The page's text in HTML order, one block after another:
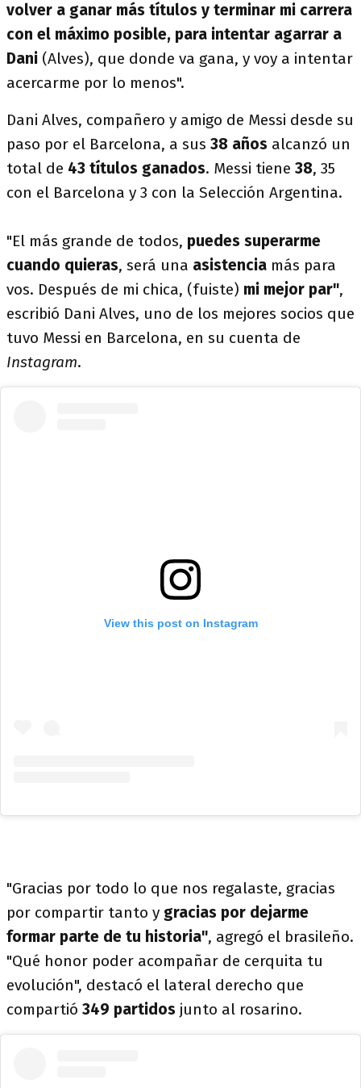
volver a ganar más títulos y terminar mi carrera
con el máximo posible, para intentar agarrar a
Dani (Alves), que donde va gana, y voy a intentar
acercarme por lo menos".
Dani Alves, compañero y amigo de Messi desde su
paso por el Barcelona, a sus 38 años alcanzó un
total de 43 títulos ganados. Messi tiene 38, 35
con el Barcelona y 3 con la Selección Argentina.
"El más grande de todos, puedes superarme
cuando quieras, será una asistencia más para
vos. Después de mi chica, (fuiste) mi mejor par",
escribió Dani Alves, uno de los mejores socios que
tuvo Messi en Barcelona, en su cuenta de
Instagram.
View this post on Instagram
"Gracias por todo lo que nos regalaste, gracias
por compartir tanto y gracias por dejarme
formar parte de tu historia", agregó el brasileño.
"Qué honor poder acompañar de cerquita tu
evolución", destacó el lateral derecho que
compartió 349 partidos junto al rosarino.